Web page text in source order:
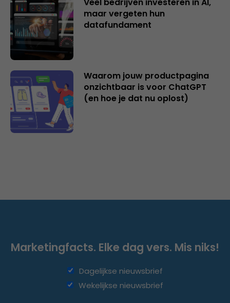
maar vergeten hun
datafundament
Waarom jouw productpagina
onzichtbaar is voor ChatGPT
(en hoe je dat nu oplost)
Marketingfacts. Elke dag vers. Mis niks!
Dagelijkse nieuwsbrief
Wekelijkse nieuwsbrief